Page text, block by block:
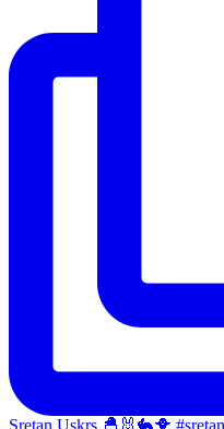
Sretan Uskrs 🐣🐰🐇🐥